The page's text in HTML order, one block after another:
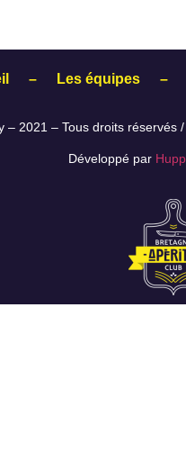
– Les équipes –
– 2021 – Tous droits réservés /
Développé par